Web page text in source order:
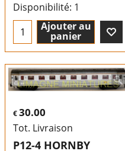
Disponibilité: 1
Ajouter au
panier
€30.00
Tot. Livraison
P12-4 HORNBY